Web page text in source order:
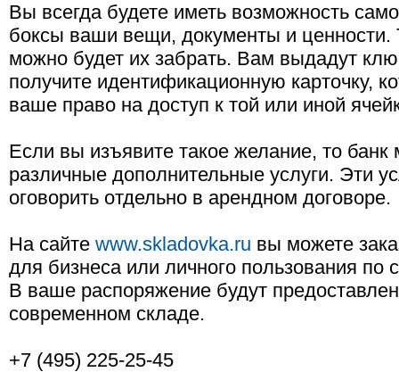
Вы всегда будете иметь возможность
боксы ваши вещи, документы и
можно будет их забрать. Вам выдадут
получите идентификационную карточку,
ваше право на доступ к той или иной
Если вы изъявите такое желание, то банк
различные дополнительные услуги. Эти
оговорить отдельно в арендном договоре.
На сайте www.skladovka.ru вы можете
для бизнеса или личного пользования по
В ваше распоряжение будут
современном складе.
+7 (495) 225-25-45